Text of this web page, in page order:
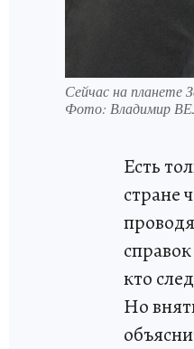
Сейчас на планете
Фото: Владимир
Есть
стране
кто
Но